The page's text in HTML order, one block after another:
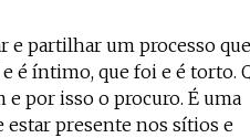
e partilhar um processo
é íntimo, que foi e é torto.
por isso o procuro. É uma
estar presente nos sítios e